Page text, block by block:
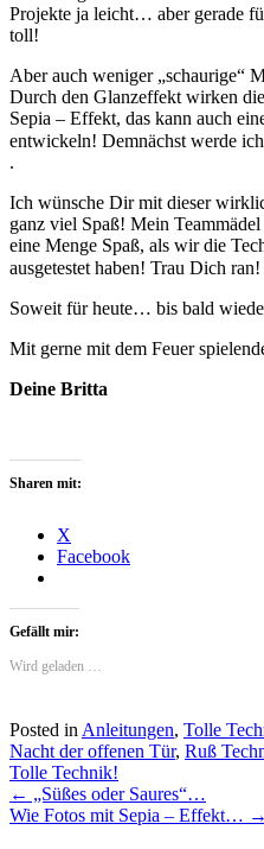
Projekte ja leicht… aber gerade
toll!
Aber auch weniger „schaurige“
Durch den Glanzeffekt wirken
Sepia – Effekt, das kann auch
entwickeln! Demnächst werde
.
Ich wünsche Dir mit dieser
ganz viel Spaß! Mein
eine Menge Spaß, als wir die
ausgetestet haben! Trau Dich
Soweit für heute… bis bald
Mit gerne mit dem Feuer
Deine Britta
Sharen mit:
X
Facebook
Gefällt mir:
Wird geladen …
Posted in Anleitungen, Tolle
Nacht der offenen Tür, Ruß
Tolle Technik!
Post
navigation
← „Süßes oder Saures“…
Wie Fotos mit Sepia – Effekt… →